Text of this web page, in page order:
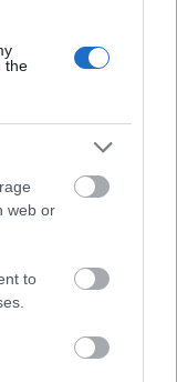
the
web or
to
Ferenc
cseréjére
a következő
a
Magyar
koncert